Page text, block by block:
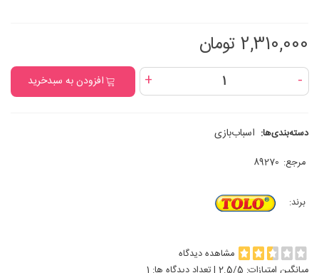
2,310,000 تومان
-
+ افزودن به سبدخرید
دسته‌بندی‌ها: اسباب‌بازی
مرجع: 89270
برند:
مشاهده دیدگاه